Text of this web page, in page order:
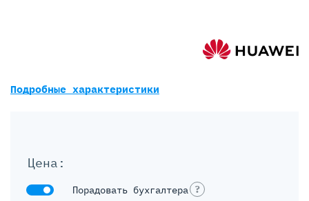
Цена:
Порадовать бухгалтера ?
Подробные характеристики